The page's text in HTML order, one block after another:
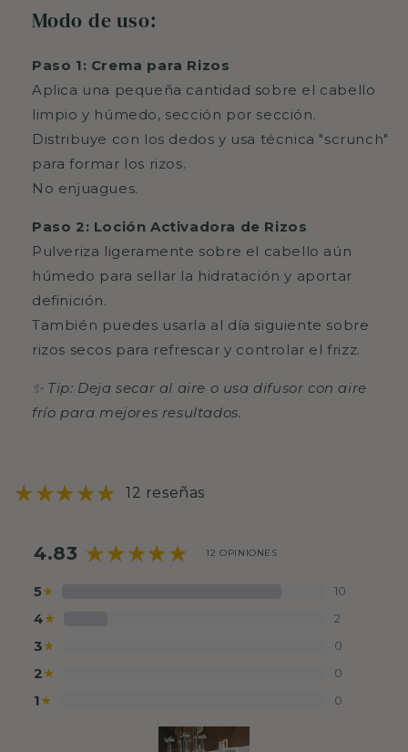
Modo de uso:
Paso 1: Crema para Rizos
Aplica una pequeña cantidad sobre el cabello
limpio y húmedo, sección por sección.
Distribuye con los dedos y usa técnica "scrunch"
para formar los rizos.
No enjuagues.
Paso 2: Loción Activadora de Rizos
Pulveriza ligeramente sobre el cabello aún
húmedo para sellar la hidratación y aportar
definición.
También puedes usarla al día siguiente sobre
rizos secos para refrescar y controlar el frizz.
✨ Tip: Deja secar al aire o usa difusor con aire
frío para mejores resultados.
12 reseñas
4.83 12 OPINIONES
5★ 10
4 ★ 2
3 ★ 0
2 ★ 0
1 ★ 0